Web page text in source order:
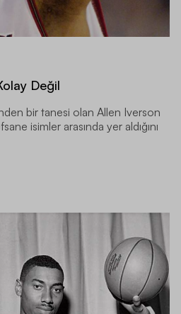
Değil
bir tanesi olan Allen Iverson
isimler arasında yer aldığını